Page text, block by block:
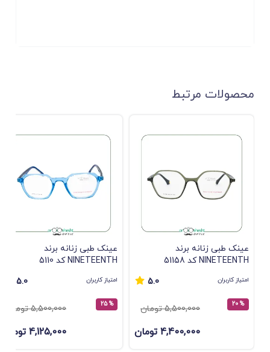
محصولات مرتبط
عینک طبی زنانه برند
NINETEENTH کد 51158
امتیاز کاربران 5.0
% 20 5,500,000 تومان
4,400,000 تومان
عینک طبی زنانه برند
NINETEENTH کد 5110
امتیاز کاربران 5.0
% 25 5,500,000 تومان
4,125,000 تومان